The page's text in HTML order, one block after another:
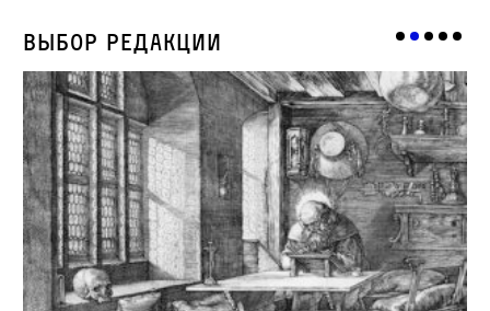
Выбор редакции
Подпишитесь на рассылку журнала ЛЕХАИМ и получайте
самые интересные публикации с сайта по электронной
Подписаться